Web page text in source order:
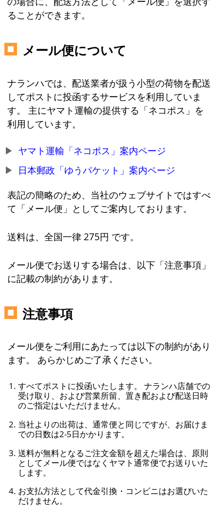
ることができます。
メール便について
ナランハでは、配送業者が扱う小型の荷物を配送
してポストに投函するサービスを利用していま
す。 主にヤマト運輸の提供する「ネコポス」を
利用しています。
ヤマト運輸「ネコポス」案内ページ
日本郵政「ゆうパケット」案内ページ
表記の簡略のため、当社のウェブサイトではすべ
て「メール便」としてご案内しております。
送料は、全国一律 275円 です。
メール便でお送りする場合は、以下「注意事項」
に記載の制約があります。
注意事項
メール便をご利用にあたっては以下の制約があり
ます。 あらかじめご了承ください。
すべてポストに投函いたします。 ナランハ店舗での
受け取り、および営業所留、置き配および配送日時
のご指定はいただけません。
当社よりの出荷は、通常便と同じですが、お届けま
での日数は2-5日かかります。
送料が無料となるご注文金額を超えた場合は、原則
としてメール便ではなくヤマト通常便でお送りいた
します。
お支払方法として代金引換・コンビニはお選びいた
だけません。